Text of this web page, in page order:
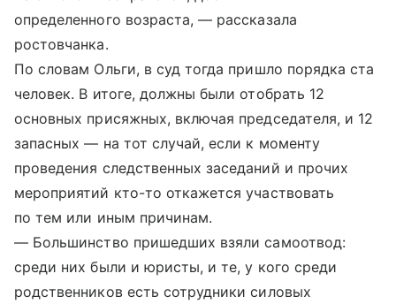
определенного возраста, — рассказала
ростовчанка.
По словам Ольги, в суд тогда пришло порядка ста
человек. В итоге, должны были отобрать 12
основных присяжных, включая председателя, и 12
запасных — на тот случай, если к моменту
проведения следственных заседаний и прочих
мероприятий кто-то откажется участвовать
по тем или иным причинам.
— Большинство пришедших взяли самоотвод:
среди них были и юристы, и те, у кого среди
родственников есть сотрудники силовых